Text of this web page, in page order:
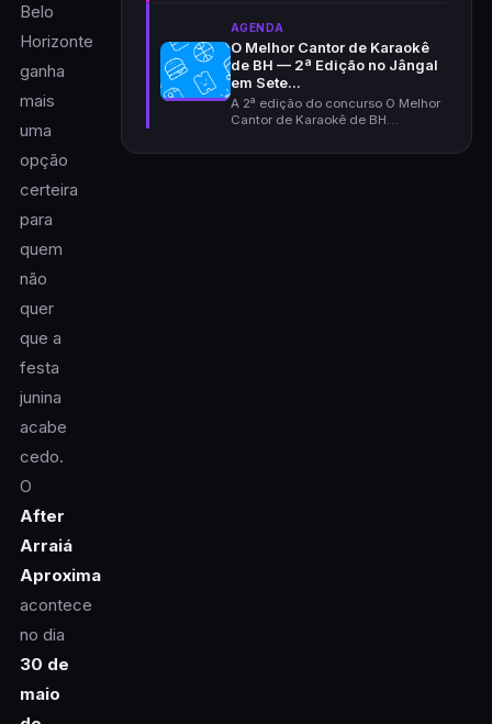
Belo
Horizonte
ganha
mais
uma
opção
certeira
para
quem
não
quer
que a
festa
junina
acabe
cedo.
O
After
Arraiá
Aproxima
acontece
no dia
30 de
maio
AGENDA
O Melhor Cantor de Karaokê
de BH — 2ª Edição no Jângal
em Sete...
A 2ª edição do concurso O Melhor
Cantor de Karaokê de BH